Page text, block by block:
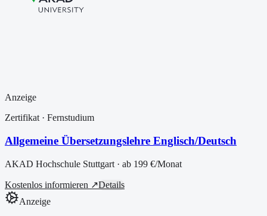
Anzeige
Zertifikat · Fernstudium
Allgemeine Übersetzungslehre Englisch/Deutsch
AKAD Hochschule Stuttgart · ab 199 €/Monat
Kostenlos informieren ↗Details
Anzeige